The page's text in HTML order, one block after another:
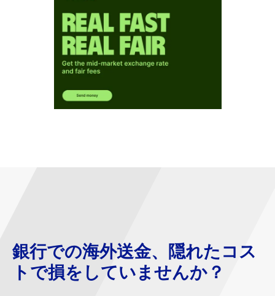
銀行での海外送金、隠れたコス
トで損をしていませんか？